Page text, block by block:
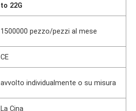
to 22G
1500000 pezzo/pezzi al mese
CE
avvolto individualmente o su misura
La Cina